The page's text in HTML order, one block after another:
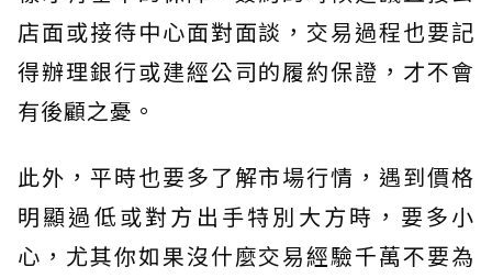
店面或接待中心面對面談，交易過程也要記
得辦理銀行或建經公司的履約保證，才不會
有後顧之憂。
此外，平時也要多了解市場行情，遇到價格
明顯過低或對方出手特別大方時，要多小
心，尤其你如果沒什麼交易經驗千萬不要為